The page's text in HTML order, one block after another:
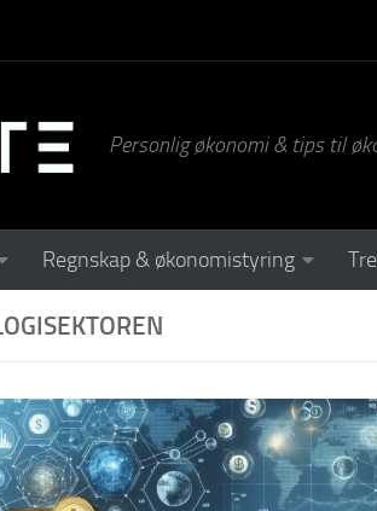
Personlig økonomi & tips til
Regnskap & økonomistyring